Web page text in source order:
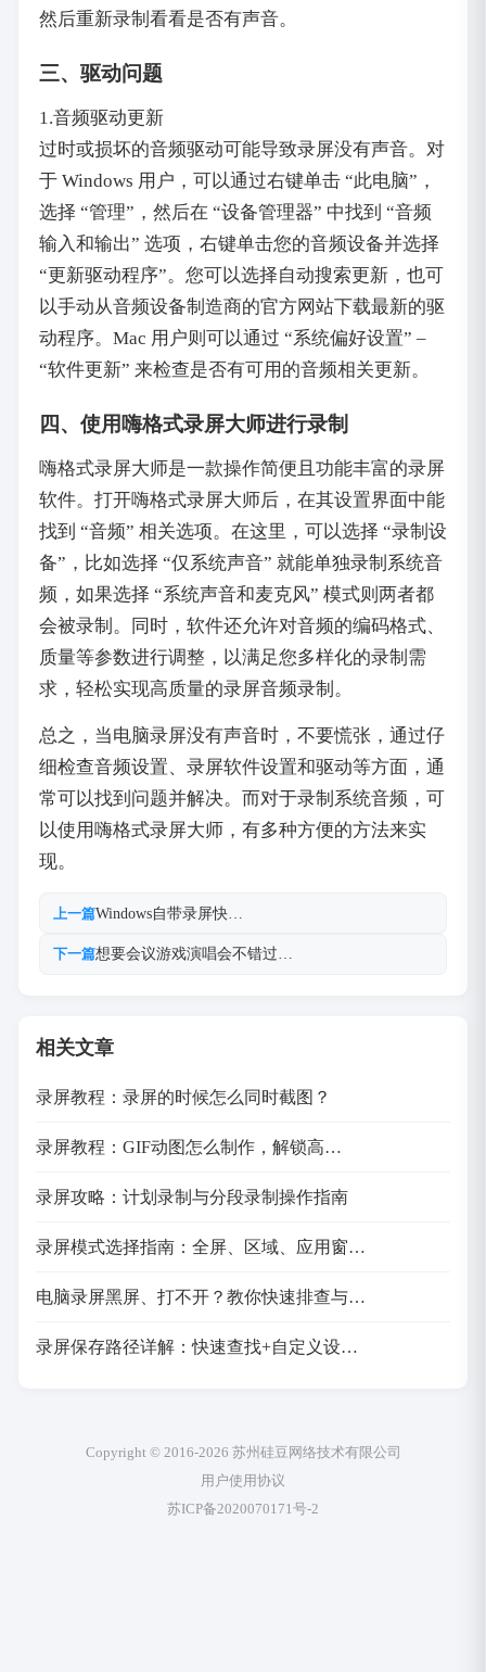
然后重新录制看看是否有声音。
三、驱动问题
1.音频驱动更新
过时或损坏的音频驱动可能导致录屏没有声音。对
于 Windows 用户，可以通过右键单击 “此电脑”，
选择 “管理”，然后在 “设备管理器” 中找到 “音频
输入和输出” 选项，右键单击您的音频设备并选择
“更新驱动程序”。您可以选择自动搜索更新，也可
以手动从音频设备制造商的官方网站下载最新的驱
动程序。Mac 用户则可以通过 “系统偏好设置” –
“软件更新” 来检查是否有可用的音频相关更新。
四、使用嗨格式录屏大师进行录制
嗨格式录屏大师是一款操作简便且功能丰富的录屏
软件。打开嗨格式录屏大师后，在其设置界面中能
找到 “音频” 相关选项。在这里，可以选择 “录制设
备”，比如选择 “仅系统声音” 就能单独录制系统音
频，如果选择 “系统声音和麦克风” 模式则两者都
会被录制。同时，软件还允许对音频的编码格式、
质量等参数进行调整，以满足您多样化的录制需
求，轻松实现高质量的录屏音频录制。
总之，当电脑录屏没有声音时，不要慌张，通过仔
细检查音频设置、录屏软件设置和驱动等方面，通
常可以找到问题并解决。而对于录制系统音频，可
以使用嗨格式录屏大师，有多种方便的方法来实
现。
上一篇Windows自带录屏快…
下一篇想要会议游戏演唱会不错过…
相关文章
录屏教程：录屏的时候怎么同时截图？
录屏教程：GIF动图怎么制作，解锁高…
录屏攻略：计划录制与分段录制操作指南
录屏模式选择指南：全屏、区域、应用窗…
电脑录屏黑屏、打不开？教你快速排查与…
录屏保存路径详解：快速查找+自定义设…
Copyright © 2016-2026 苏州硅豆网络技术有限公司
用户使用协议
苏ICP备2020070171号-2